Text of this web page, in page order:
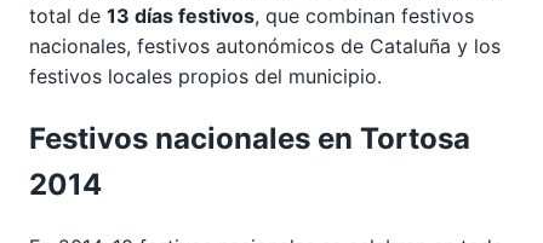
total de 13 días festivos, que combinan festivos
nacionales, festivos autonómicos de Cataluña y los
festivos locales propios del municipio.
Festivos nacionales en Tortosa
2014